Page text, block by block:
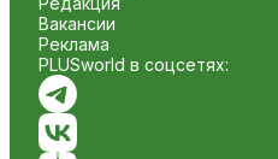
Вакансии
Реклама
PLUSworld в соцсетях: